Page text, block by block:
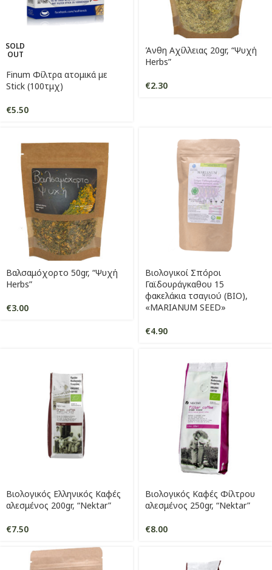
SOLD
OUT
Finum Φίλτρα ατομικά με
Stick (100τμχ)
€5.50
Άνθη Αχίλλειας 20gr, “Ψυχή
Herbs”
€2.30
Βαλσαμόχορτο 50gr, “Ψυχή
Herbs”
€3.00
Βιολογικοί Σπόροι
Γαϊδουράγκαθου 15
φακελάκια τσαγιού (ΒΙΟ),
«MARIANUM SEED»
€4.90
Βιολογικός Ελληνικός Καφές
αλεσμένος 200gr, “Nektar”
€7.50
Βιολογικός Καφές Φίλτρου
αλεσμένος 250gr, “Nektar”
€8.00